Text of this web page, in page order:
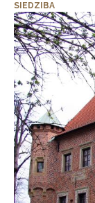
SIEDZIBA